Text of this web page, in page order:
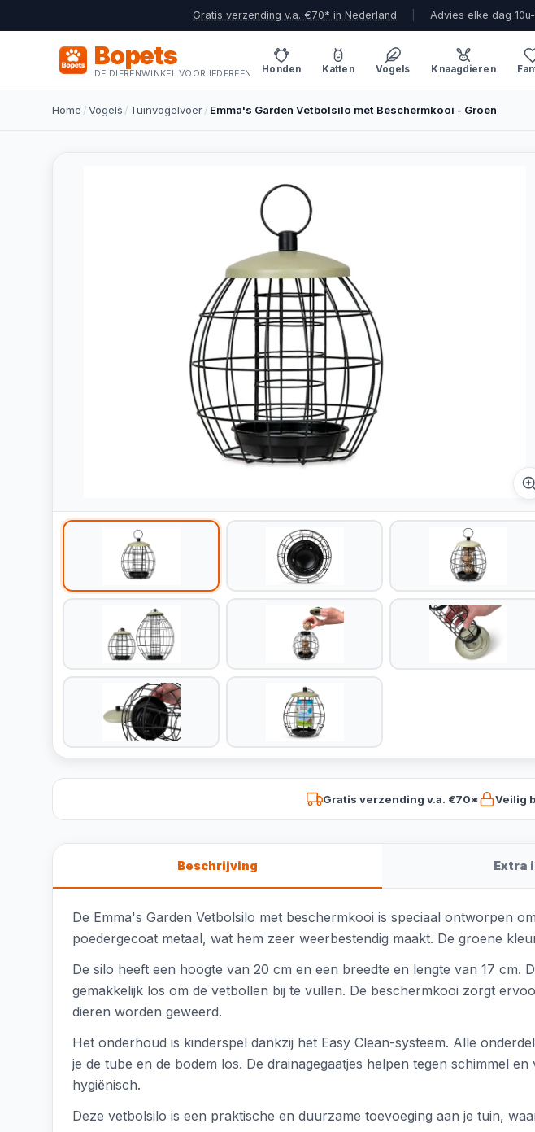
Gratis verzending v.a. €70* in Nederland Advies elke dag
Bopets
DE DIERENWINKEL VOOR IEDEREEN Honden Katten Vogels Knaagdieren
Home /Vogels / Tuinvogelvoer/ Emma's Garden Vetbolsilo met Beschermkooi - Groen
Gratis verzending v.a. €70* Veilig
Beschrijving Extra
De Emma's Garden Vetbolsilo met beschermkooi is speciaal ontworpen
poedergecoat metaal, wat hem zeer weerbestendig maakt. De groene
De silo heeft een hoogte van 20 cm en een breedte en lengte van 17 cm.
gemakkelijk los om de vetbollen bij te vullen. De beschermkooi zorgt
dieren worden geweerd.
Het onderhoud is kinderspel dankzij het Easy Clean-systeem. Alle
je de tube en de bodem los. De drainagegaatjes helpen tegen schimmel
hygiënisch.
Deze vetbolsilo is een praktische en duurzame toevoeging aan je tuin,